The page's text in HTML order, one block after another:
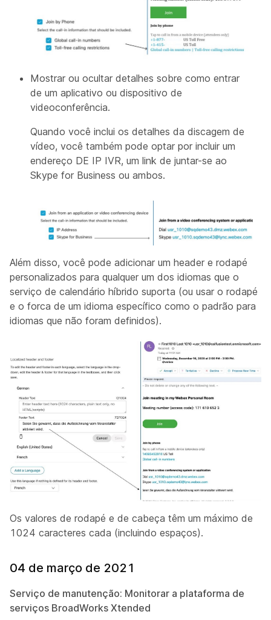
Mostrar ou ocultar detalhes sobre como entrar
de um aplicativo ou dispositivo de
videoconferência.
Quando você inclui os detalhes da discagem de
vídeo, você também pode optar por incluir um
endereço DE IP IVR, um link de juntar-se ao
Skype for Business ou ambos.
Além disso, você pode adicionar um header e rodapé
personalizados para qualquer um dos idiomas que o
serviço de calendário híbrido suporta (ou usar o rodapé
e o forca de um idioma específico como o padrão para
idiomas que não foram definidos).
Os valores de rodapé e de cabeça têm um máximo de
1024 caracteres cada (incluindo espaços).
04 de março de 2021
Serviço de manutenção: Monitorar a plataforma de
serviços BroadWorks Xtended